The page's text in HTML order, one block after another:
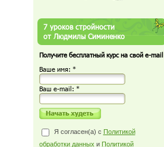
7 уроков стройности
от Людмилы Симиненко
Получите бесплатный курс на свой e-mail
Ваше имя: *
Ваш е-mail: *
Я согласен(а) с Политикой
обработки данных и Политикой